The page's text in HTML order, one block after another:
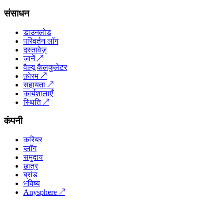
संसाधन
डाउनलोड
परिवर्तन लॉग
दस्तावेज़
जानें↗
वैल्यू कैलकुलेटर
फ़ोरम↗
सहायता ↗
कार्यशालाएँ
स्थिति↗
कंपनी
करियर
ब्लॉग
समुदाय
छात्र
ब्रांड
भविष्य
Anysphere ↗